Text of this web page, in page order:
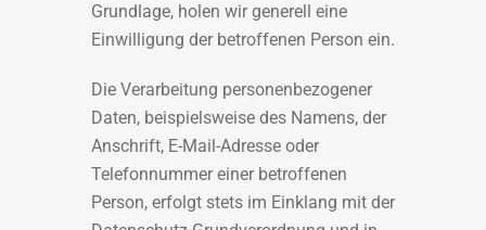
Grundlage, holen wir generell eine
Einwilligung der betroffenen Person ein.
Die Verarbeitung personenbezogener
Daten, beispielsweise des Namens, der
Anschrift, E-Mail-Adresse oder
Telefonnummer einer betroffenen
Person, erfolgt stets im Einklang mit der